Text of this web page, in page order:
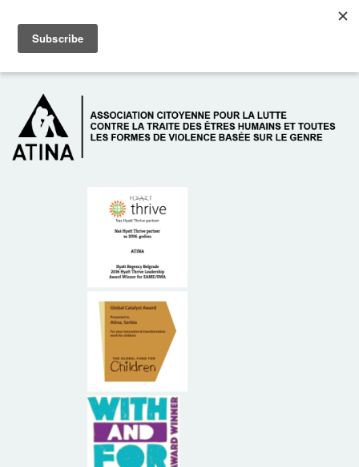
À PROPOS DE NOUS